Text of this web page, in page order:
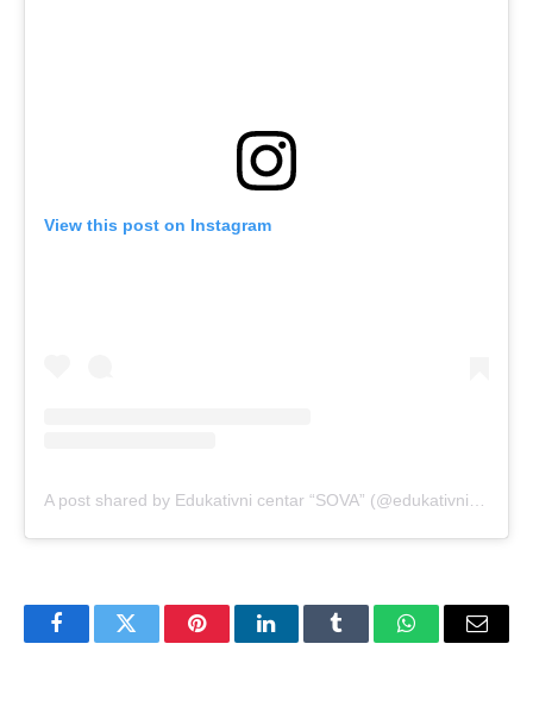
View this post on Instagram
A post shared by Edukativni centar “SOVA” (@edukativnicentar.sova)
FacebookTwitter PinterestLinkedInTumblr WhatsAppEmail